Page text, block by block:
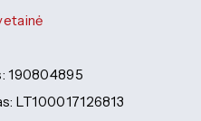
190804895
LT100017126813